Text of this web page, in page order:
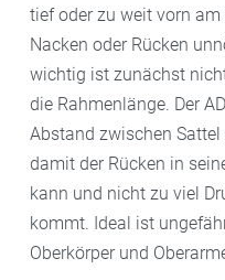
tief oder zu weit vorn am
Nacken oder Rücken
wichtig ist zunächst
die Rahmenlänge. Der
Abstand zwischen
damit der Rücken in
kann und nicht zu viel
kommt. Ideal ist
Oberkörper und